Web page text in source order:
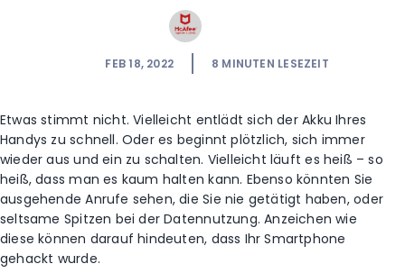
FEB 18, 2022 8 MINUTEN LESEZEIT
Etwas stimmt nicht. Vielleicht entlädt sich der Akku Ihres
Handys zu schnell. Oder es beginnt plötzlich, sich immer
wieder aus und ein zu schalten. Vielleicht läuft es heiß – so
heiß, dass man es kaum halten kann. Ebenso könnten Sie
ausgehende Anrufe sehen, die Sie nie getätigt haben, oder
seltsame Spitzen bei der Datennutzung. Anzeichen wie
diese können darauf hindeuten, dass Ihr Smartphone
gehackt wurde.